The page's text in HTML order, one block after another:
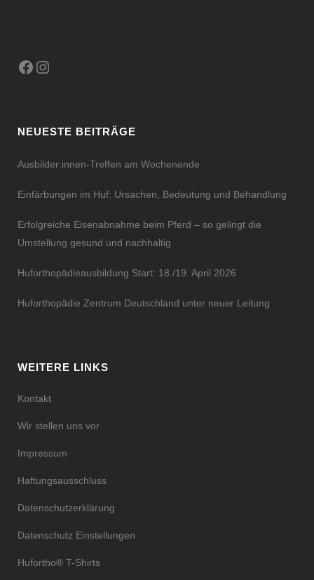
Facebook
Instagram
NEUESTE BEITRÄGE
Ausbilder:innen-Treffen am Wochenende
Einfärbungen im Huf: Ursachen, Bedeutung und Behandlung
Erfolgreiche Eisenabnahme beim Pferd – so gelingt die
Umstellung gesund und nachhaltig
Huforthopädieausbildung Start: 18./19. April 2026
Huforthopädie Zentrum Deutschland unter neuer Leitung
WEITERE LINKS
Kontakt
Wir stellen uns vor
Impressum
Haftungsausschluss
Datenschutzerklärung
Datenschutz Einstellungen
Hufortho® T-Shirts